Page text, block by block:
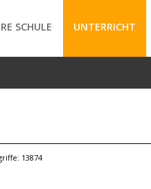
SCHULE UNTERRICHT
13874